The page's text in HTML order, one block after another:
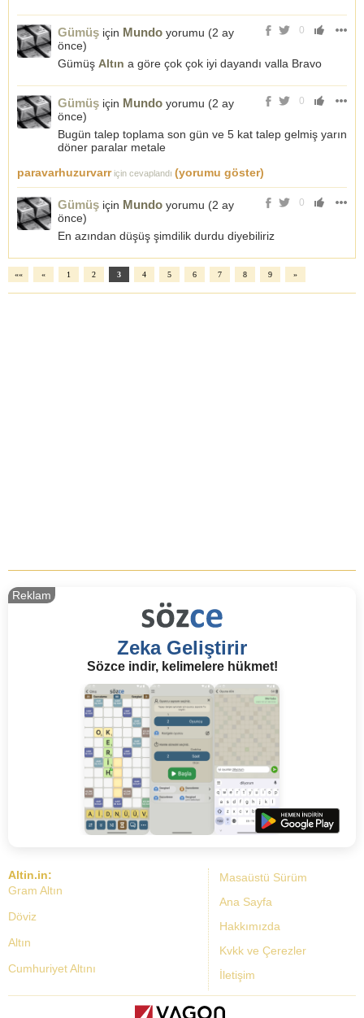
0
Gümüş için Mundo yorumu (2 ay
önce)
Gümüş Altın a göre çok çok iyi dayandı valla Bravo
0
Gümüş için Mundo yorumu (2 ay
önce)
Bugün talep toplama son gün ve 5 kat talep gelmiş yarın
döner paralar metale
paravarhuzurvarriçin cevaplandı (yorumu göster)
0
Gümüş için Mundo yorumu (2 ay
önce)
En azından düşüş şimdilik durdu diyebiliriz
«« « 1 2 3 4 5 6 7 8 9 »
Zeka Geliştirir
Sözce indir, kelimelere hükmet!
Reklam
Masaüstü Sürüm
Ana Sayfa
Hakkımızda
Kvkk ve Çerezler
İletişim
Altin.in:
Gram Altın
Döviz
Altın
Cumhuriyet Altını
Dolar Kuru